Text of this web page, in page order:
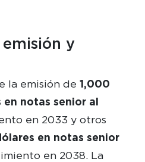
y
la emisión de 1,000
notas senior al
en 2033 y otros
en notas senior
en 2038. La